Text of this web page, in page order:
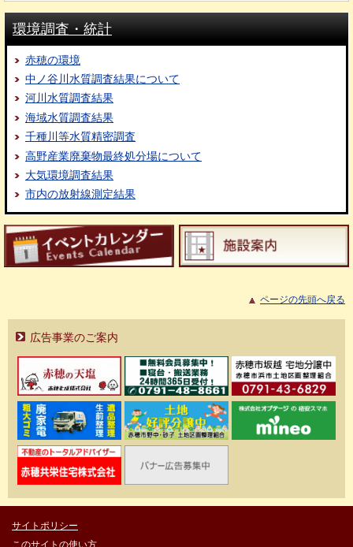
環境調査・統計
赤穂の環境
中ノ谷川水質調査結果について
河川水質調査結果
海域水質調査結果
千種川等水質精密調査
高野産業廃棄物最終処分場について
大気環境調査結果
市内の放射線測定結果
ページの先頭へ戻る
広告事業のご案内
サイトポリシー
このサイトの使い方